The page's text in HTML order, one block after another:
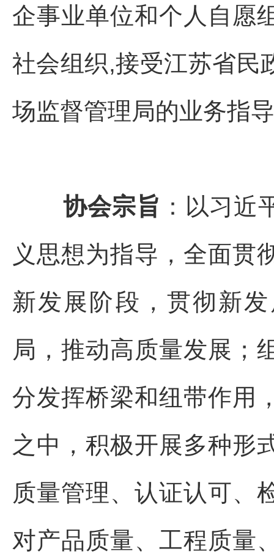
企事业单位和个人自愿
社会组织,接受江苏省民
场监督管理局的业务指
协会宗旨 ：以习近
义思想为指导，全面贯
新发展阶段，贯彻新
局，推动高质量发展；
分发挥桥梁和纽带作用
之中，积极开展多种形
质量管理、认证认可、
对产品质量、工程质量